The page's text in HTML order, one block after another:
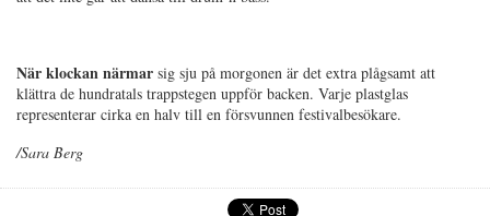
När klockan närmar sig sju på morgonen är det extra plågsamt att
klättra de hundratals trappstegen uppför backen. Varje plastglas
representerar cirka en halv till en försvunnen festivalbesökare.
/Sara Berg